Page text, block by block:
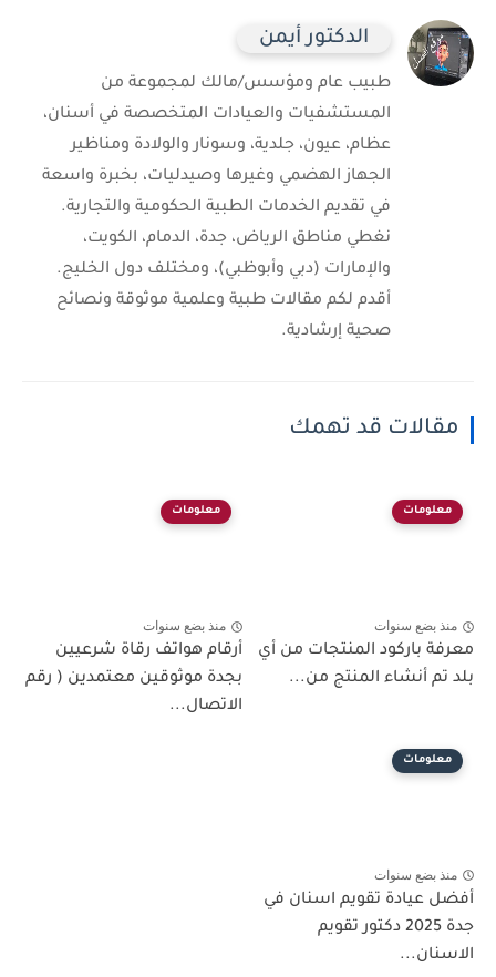
الدكتور أيمن
طبيب عام ومؤسس/مالك لمجموعة من
المستشفيات والعيادات المتخصصة في أسنان،
عظام، عيون، جلدية، وسونار والولادة ومناظير
الجهاز الهضمي وغيرها وصيدليات، بخبرة واسعة
في تقديم الخدمات الطبية الحكومية والتجارية.
نغطي مناطق الرياض، جدة، الدمام، الكويت،
والإمارات (دبي وأبوظبي)، ومختلف دول الخليج.
أقدم لكم مقالات طبية وعلمية موثوقة ونصائح
صحية إرشادية.
مقالات قد تهمك
معلومات
منذ بضع سنوات
معرفة باركود المنتجات من أي
بلد تم أنشاء المنتج من...
معلومات
منذ بضع سنوات
أرقام هواتف رقاة شرعيين
بجدة موثوقين معتمدين ( رقم
الاتصال...
معلومات
منذ بضع سنوات
أفضل عيادة تقويم اسنان في
جدة 2025 دكتور تقويم
الاسنان...